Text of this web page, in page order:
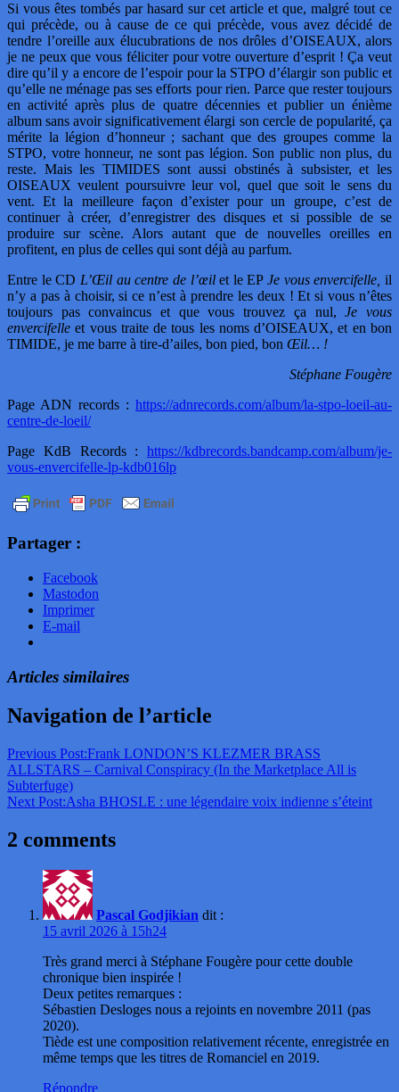
Si vous êtes tombés par hasard sur cet article et que, malgré tout ce
qui précède, ou à cause de ce qui précède, vous avez décidé de
tendre l’oreille aux élucubrations de nos drôles d’OISEAUX, alors
je ne peux que vous féliciter pour votre ouverture d’esprit ! Ça veut
dire qu’il y a encore de l’espoir pour la STPO d’élargir son public et
qu’elle ne ménage pas ses efforts pour rien. Parce que rester toujours
en activité après plus de quatre décennies et publier un énième
album sans avoir significativement élargi son cercle de popularité, ça
mérite la légion d’honneur ; sachant que des groupes comme la
STPO, votre honneur, ne sont pas légion. Son public non plus, du
reste. Mais les TIMIDES sont aussi obstinés à subsister, et les
OISEAUX veulent poursuivre leur vol, quel que soit le sens du
vent. Et la meilleure façon d’exister pour un groupe, c’est de
continuer à créer, d’enregistrer des disques et si possible de se
produire sur scène. Alors autant que de nouvelles oreilles en
profitent, en plus de celles qui sont déjà au parfum.
Entre le CD L’Œil au centre de l’œilet le EPJe vous envercifelle, il
n’y a pas à choisir, si ce n’est à prendre les deux ! Et si vous n’êtes
toujours pas convaincus et que vous trouvez ça nul,Je vous
envercifelle et vous traite de tous les noms d’OISEAUX, et en bon
TIMIDE, je me barre à tire-d’ailes, bon pied, bon Œil… !
Stéphane Fougère
Page ADN records : https://adnrecords.com/album/la-stpo-loeil-au-
centre-de-loeil/
Page KdB Records : https://kdbrecords.bandcamp.com/album/je-
vous-envercifelle-lp-kdb016lp
Partager :
Facebook
Mastodon
Imprimer
E-mail
Articles similaires
Navigation de l’article
Previous Post:Frank LONDON’S KLEZMER BRASS
ALLSTARS – Carnival Conspiracy (In the Marketplace All is
Subterfuge)
Next Post:Asha BHOSLE : une légendaire voix indienne s’éteint
2 comments
Pascal Godjikian dit :
15 avril 2026 à 15h24
Très grand merci à Stéphane Fougère pour cette double
chronique bien inspirée !
Deux petites remarques :
Sébastien Desloges nous a rejoints en novembre 2011 (pas
2020).
Tiède est une composition relativement récente, enregistrée en
même temps que les titres de Romanciel en 2019.
Répondre